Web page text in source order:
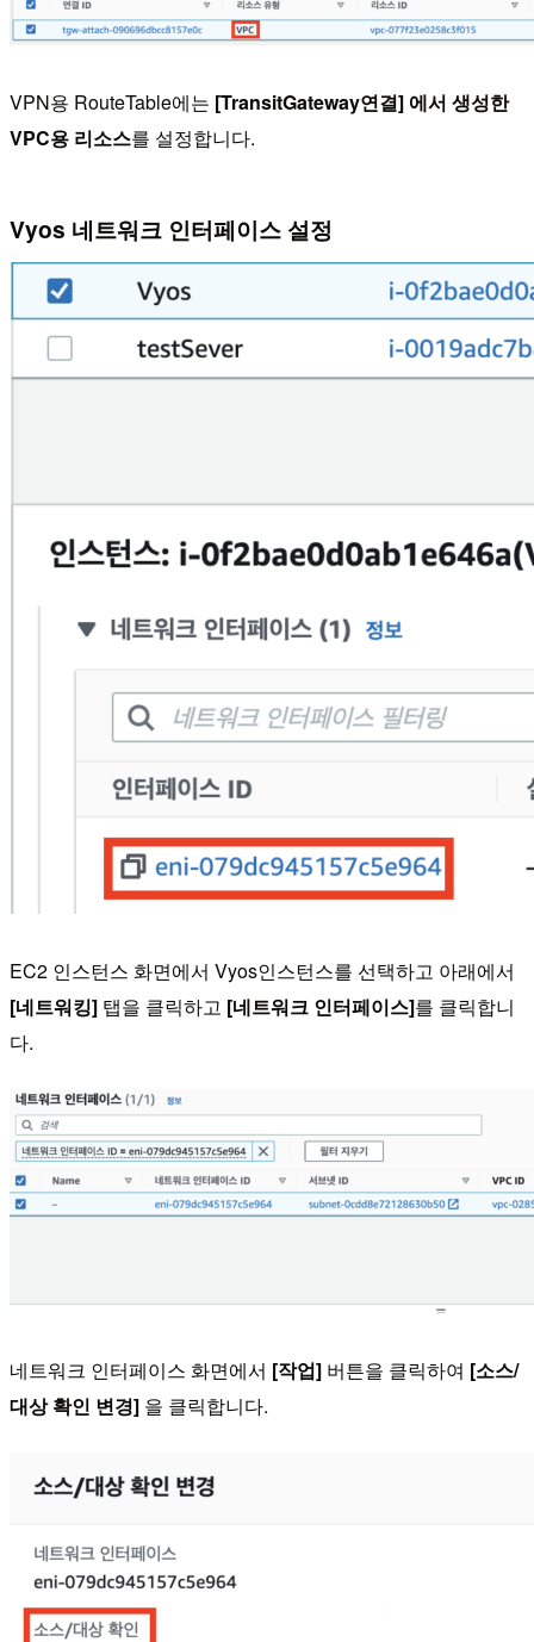
VPN용 RouteTable에는 [TransitGateway연결] 에서 생성한
VPC용 리소스를 설정합니다.
Vyos 네트워크 인터페이스 설정
EC2 인스턴스 화면에서 Vyos인스턴스를 선택하고 아래에서
[네트워킹] 탭을 클릭하고 [네트워크 인터페이스]를 클릭합니
다.
네트워크 인터페이스 화면에서 [작업] 버튼을 클릭하여 [소스/
대상 확인 변경] 을 클릭합니다.